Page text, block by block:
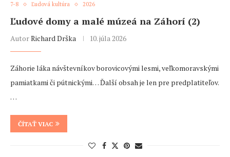
7-8 Ľudová kultúra 2026
Ľudové domy a malé múzeá na Záhorí (2)
AutorRichard Drška 10. júla 2026
Záhorie láka návštevníkov borovicovými lesmi, veľkomoravskými
pamiatkami či pútnickými… Ďalší obsah je len pre predplatiteľov.
…
ČÍTAŤ VIAC